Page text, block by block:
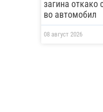
загина откако
во автомобил
08 август 2026